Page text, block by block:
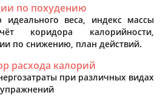
по похудению
идеального веса, индекс массы
коридора калорийности,
по снижению, план действий.
расхода калорий
при различных видах